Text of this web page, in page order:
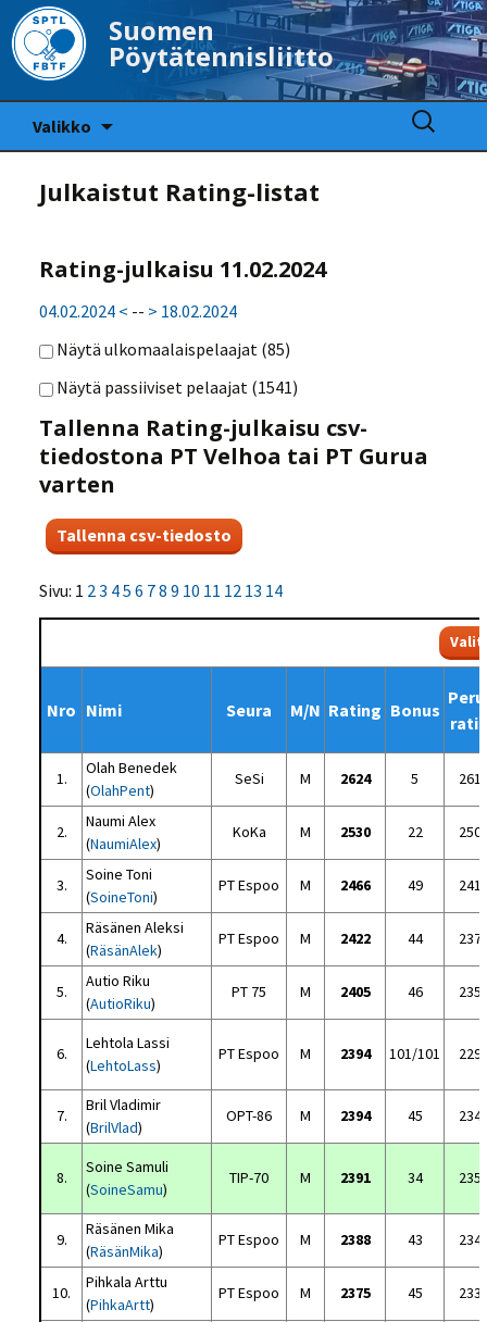
Suomen
Pöytätennisliitto
Valikko
Haku:
Julkaistut Rating-listat
Rating-julkaisu 11.02.2024
04.02.2024 < -- > 18.02.2024
Näytä ulkomaalaispelaajat (85)
Näytä passiiviset pelaajat (1541)
Tallenna Rating-julkaisu csv-
tiedostona PT Velhoa tai PT Gurua
varten
Sivu: 1 23 45 6 78 9 10 11 12 13 14
Nro Nimi Seura M/N Rating Bonus
1.
Olah Benedek
(OlahPent)
SeSi M 2624 5
2.
Naumi Alex
(NaumiAlex)
KoKa M 2530 22
3.
Soine Toni
(SoineToni)
PT Espoo M 2466 49
4.
Räsänen Aleksi
(RäsänAlek)
PT Espoo M 2422 44
5.
Autio Riku
(AutioRiku)
PT 75 M 2405 46
6.
Lehtola Lassi
(LehtoLass)
PT Espoo M 2394 101/101
7.
Bril Vladimir
(BrilVlad)
OPT-86 M 2394 45
8.
Soine Samuli
(SoineSamu)
TIP-70 M 2391 34
9.
Räsänen Mika
(RäsänMika)
PT Espoo M 2388 43
10.
Pihkala Arttu
(PihkaArtt)
PT Espoo M 2375 45